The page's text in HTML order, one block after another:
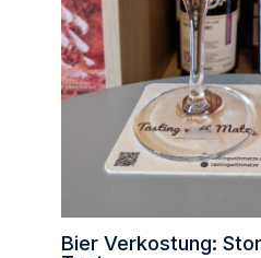
Bier Verkostung: